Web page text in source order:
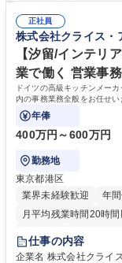
実行/フィールドセールスへの案件連携 募集
造業の未来を変えるイ
企画・実行経験 ・CRM
もとに営業プロセスを改善した経験 学歴・資格
大 専修学校 高校 語学
正社員
株式会社クライス・
【汐留/インテリ
業で働く 営業事務
ドイツの高級キッチンメー
内の事務業務全般をお任せ
ップも可能です。
年俸
400万円～600万円
勤務地
東京都港区
業界未経験歓迎
年
月平均残業時間20時間
育休あり
完全週休2
駅近5分以内
土日祝
仕事の内容
企業名 株式会社クライス・アンド・